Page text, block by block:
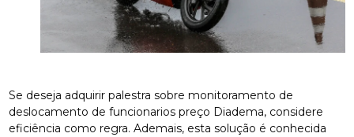
Se deseja adquirir palestra sobre monitoramento de
deslocamento de funcionarios preço Diadema, considere
eficiência como regra. Ademais, esta solução é conhecida